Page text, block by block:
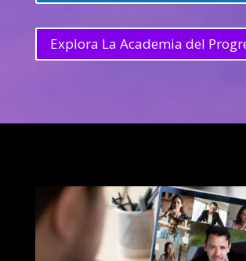
Explora La Academia del